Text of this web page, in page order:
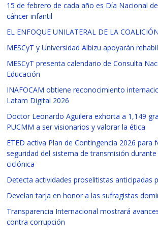
15 de febrero de cada año es Día Nacional
cáncer infantil
EL ENFOQUE UNILATERAL DE LA COALICIÓN
MESCyT y Universidad Albizu apoyarán
MESCyT presenta calendario de Consulta
Educación
INAFOCAM obtiene reconocimiento
Latam Digital 2026
Doctor Leonardo Aguilera exhorta a 1,149
PUCMM a ser visionarios y valorar la ética
ETED activa Plan de Contingencia 2026 para
seguridad del sistema de transmisión
ciclónica
Detecta actividades proselitistas anticipadas
Develan tarja en honor a las sufragistas
Transparencia Internacional mostrará
contra corrupción